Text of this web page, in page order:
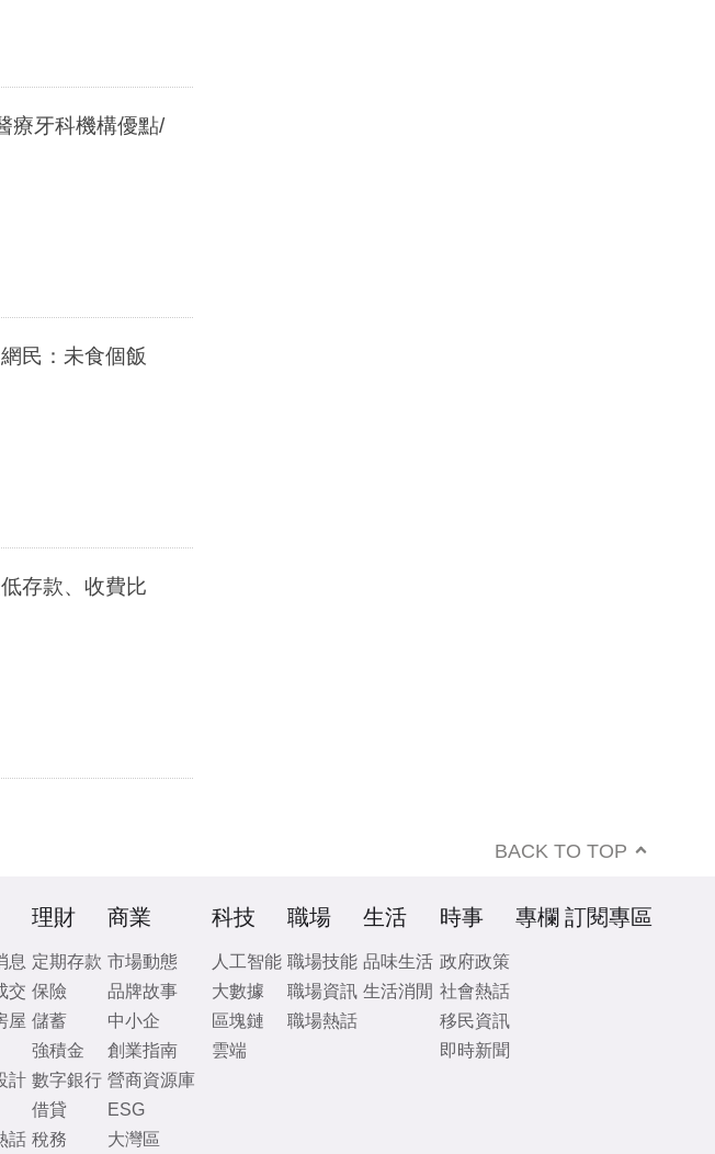
療牙科機構優點/
民：未食個飯
存款、收費比
BACK TO TOP
息
交
屋
計
話
理財
定期存款
保險
儲蓄
強積金
數字銀行
借貸
稅務
商業
市場動態
品牌故事
中小企
創業指南
營商資源庫
ESG
大灣區
科技
人工智能
大數據
區塊鏈
雲端
職場
職場技能
職場資訊
職場熱話
生活
品味生活
生活消閒
時事
政府政策
社會熱話
移民資訊
即時新聞
專欄 訂閱專區